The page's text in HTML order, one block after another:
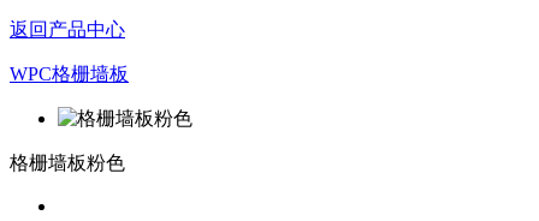
返回产品中心
WPC格栅墙板
格栅墙板粉色